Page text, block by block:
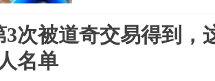
3次被道奇交易得到，
名单